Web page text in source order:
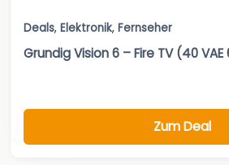
Deals, Elektronik, Fernseher
Grundig Vision 6 – Fire TV (40 VAE
Zum Deal